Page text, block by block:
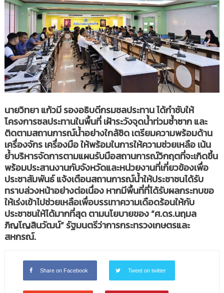
นายวิทยา แก้วมี รองอธิบดีกรมชลประทาน ได้กำชับให้
โครงการชลประทานในพื้นที่ เฝ้าระวังจุดน้ำท่วมซ้ำซาก และ
ติดตามสถานการณ์น้ำอย่างใกล้ชิด เตรียมความพร้อมด้าน
เครื่องจักร เครื่องมือ ให้พร้อมในการให้ความช่วยเหลือ เน้น
ย้ำบริหารจัดการตามแผนรับมือสถานการณ์วิกฤตที่จะเกิดขึ้น
พร้อมประสานงานกับจังหวัดและหน่วยงานที่เกี่ยวข้องเพื่อ
ประชาสัมพันธ์ แจ้งเตือนสถานการณ์น้ำให้ประชาชนได้รับ
ทราบล่วงหน้าอย่างต่อเนื่อง หากมีพื้นที่ที่ได้รับผลกระทบขอ
ให้เร่งเข้าไปช่วยเหลือเพื่อบรรเทาความเดือดร้อนให้กับ
ประชาชนให้ได้มากที่สุด ตามนโยบายของ “ศ.ดร.นฤมล
ภิญโญสินวัฒน์” รัฐมนตรีว่าการกระทรวงเกษตรและ
สหกรณ์.
Share on Facebook Tweet on twitter